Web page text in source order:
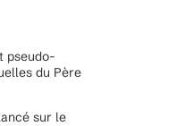
pseudo-
du Père
sur le